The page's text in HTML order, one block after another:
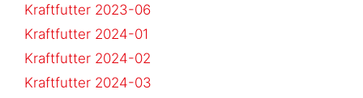
Kraftfutter 2023-06
Kraftfutter 2024-01
Kraftfutter 2024-02
Kraftfutter 2024-03